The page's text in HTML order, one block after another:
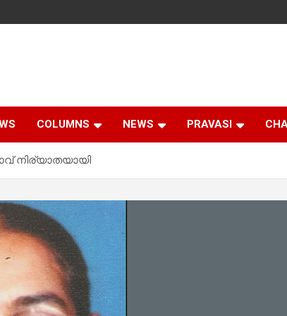
COLUMNS NEWS PRAVASI
നിര്യാതയായി